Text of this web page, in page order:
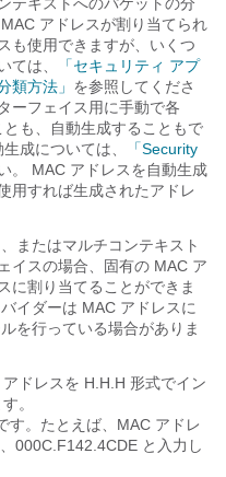
アドレスが割り当てられ
も使用できますが、いくつ
ては、
「セキュリティ アプ
類方法」 を参照してくださ
ーフェイス用に手動で各
も、自動生成することもで
成については、
「Security
。 MAC アドレスを自動生成
用すれば生成されたアドレ
またはマルチコンテキスト
イスの場合、固有の MAC ア
に割り当てることができま
イダーは MAC アドレスに
を行っている場合がありま
ドレスを H.H.H 形式でイン
。
す。たとえば、MAC アドレ
000C.F142.4CDE と入力し